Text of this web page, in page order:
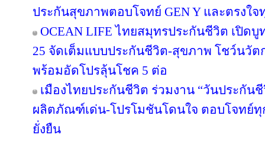
ประกันสุขภาพตอบโจทย์ GEN Y และตรงใจ
OCEAN LIFE ไทยสมุทรประกันชีวิต เปิด
25 จัดเต็มแบบประกันชีวิต-สุขภาพ โชว์นวั
พร้อมอัดโปรลุ้นโชค 5 ต่อ
เมืองไทยประกันชีวิต ร่วมงาน “วันประกัน
ผลิตภัณฑ์เด่น-โปรโมชันโดนใจ ตอบโจทย์
ยั่งยืน